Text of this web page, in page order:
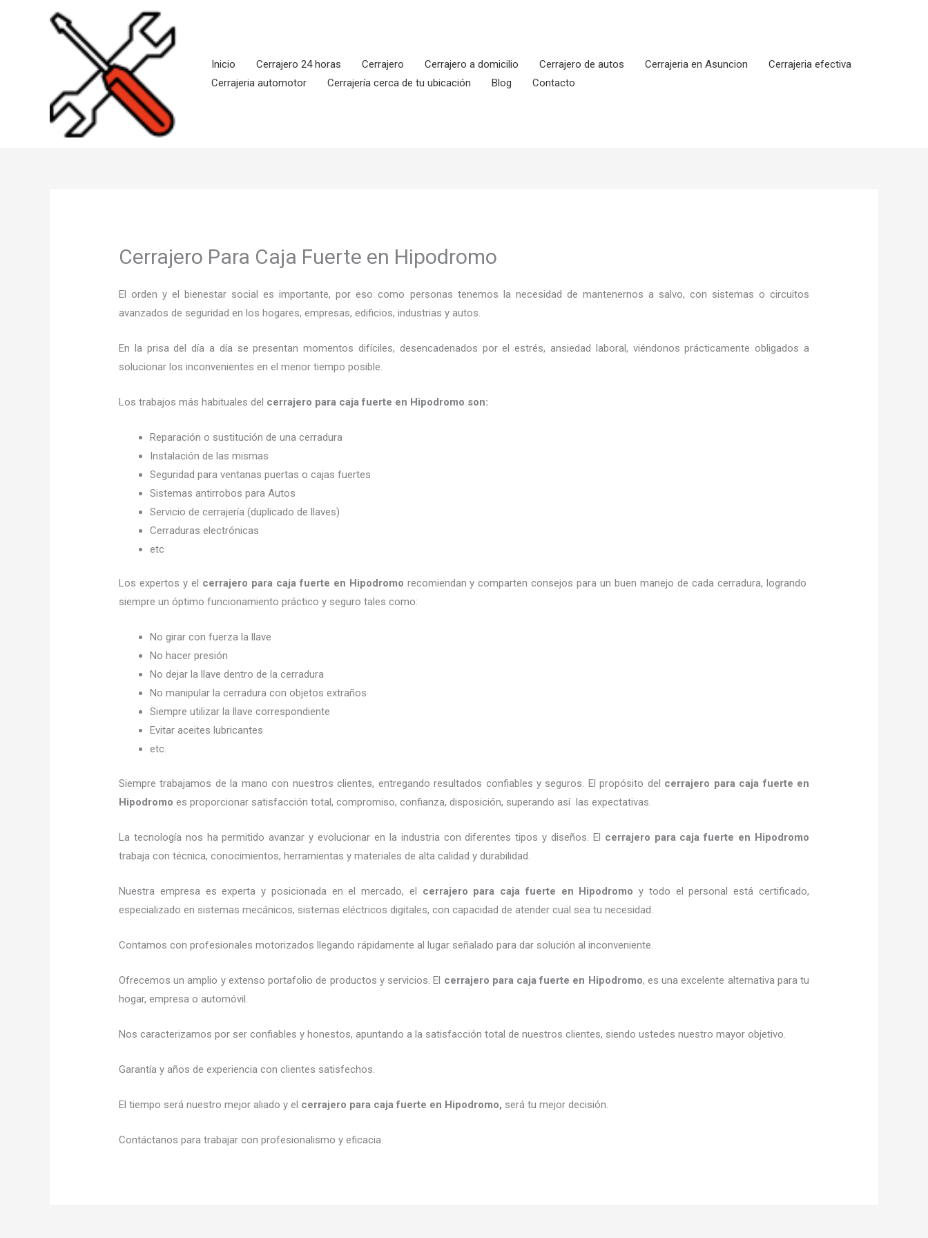
Inicio
Cerrajero 24 horas Cerrajero Cerrajero a domicilio Cerrajero de autos Cerrajeria en Asuncion
Cerrajeria efectiva
Cerrajeria automotor
Cerrajería cerca de tu ubicación Blog Contacto
Cerrajero Para Caja Fuerte en Hipodromo
El orden y el bienestar social es importante, por eso como personas tenemos la necesidad de mantenernos a salvo, con sistemas o circuitos
avanzados de seguridad en los hogares, empresas, edificios, industrias y autos.
En la prisa del día a día se presentan momentos difíciles, desencadenados por el estrés, ansiedad laboral, viéndonos prácticamente obligados a
solucionar los inconvenientes en el menor tiempo posible.
Los trabajos más habituales del cerrajero para caja fuerte en Hipodromo son:
Reparación o sustitución de una cerradura
Instalación de las mismas
Seguridad para ventanas puertas o cajas fuertes
Sistemas antirrobos para Autos
Servicio de cerrajería (duplicado de llaves)
Cerraduras electrónicas
etc
Los expertos y el cerrajero para caja fuerte en Hipodromo recomiendan y comparten consejos para un buen manejo de cada cerradura, logrando
siempre un óptimo funcionamiento práctico y seguro tales como:
No girar con fuerza la llave
No hacer presión
No dejar la llave dentro de la cerradura
No manipular la cerradura con objetos extraños
Siempre utilizar la llave correspondiente
Evitar aceites lubricantes
etc.
Siempre trabajamos de la mano con nuestros clientes, entregando resultados confiables y seguros. El propósito del cerrajero para caja fuerte en
Hipodromo es proporcionar satisfacción total, compromiso, confianza, disposición, superando así las expectativas.
La tecnología nos ha permitido avanzar y evolucionar en la industria con diferentes tipos y diseños. El cerrajero para caja fuerte en Hipodromo
trabaja con técnica, conocimientos, herramientas y materiales de alta calidad y durabilidad.
Nuestra empresa es experta y posicionada en el mercado, el cerrajero para caja fuerte en Hipodromo y todo el personal está certificado,
especializado en sistemas mecánicos, sistemas eléctricos digitales, con capacidad de atender cual sea tu necesidad.
Contamos con profesionales motorizados llegando rápidamente al lugar señalado para dar solución al inconveniente.
Ofrecemos un amplio y extenso portafolio de productos y servicios. El cerrajero para caja fuerte en Hipodromo, es una excelente alternativa para tu
hogar, empresa o automóvil.
Nos caracterizamos por ser confiables y honestos, apuntando a la satisfacción total de nuestros clientes, siendo ustedes nuestro mayor objetivo.
Garantía y años de experiencia con clientes satisfechos.
El tiempo será nuestro mejor aliado y el cerrajero para caja fuerte en Hipodromo, será tu mejor decisión.
Contáctanos para trabajar con profesionalismo y eficacia.